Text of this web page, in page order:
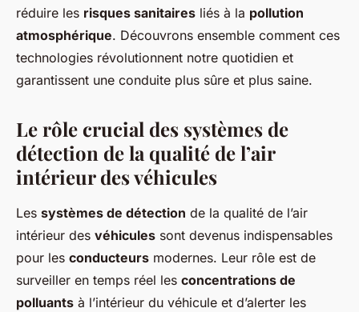
réduire les risques sanitaires liés à la pollution
atmosphérique. Découvrons ensemble comment ces
technologies révolutionnent notre quotidien et
garantissent une conduite plus sûre et plus saine.
Le rôle crucial des systèmes de
détection de la qualité de l’air
intérieur des véhicules
Les systèmes de détection de la qualité de l’air
intérieur des véhicules sont devenus indispensables
pour les conducteurs modernes. Leur rôle est de
surveiller en temps réel les concentrations de
polluants à l’intérieur du véhicule et d’alerter les